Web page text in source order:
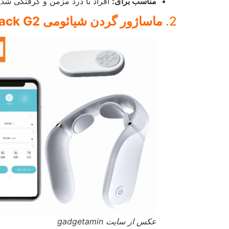
2. ماساژور گردن شیائومی Xiaomi Jeeback G2
عکس از سایت gadgetamin